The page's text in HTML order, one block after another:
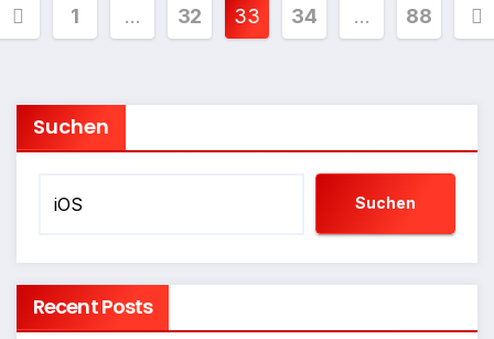
1 … 32 33 34 … 88
Suchen
Suchen
Recent Posts